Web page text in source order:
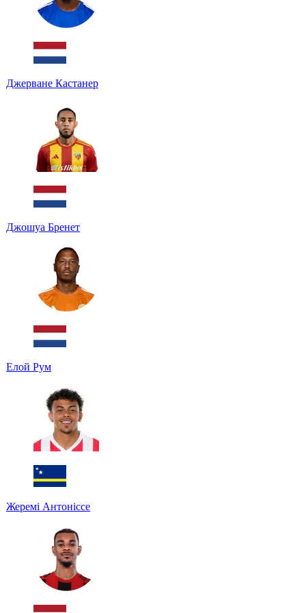
Джерване Кастанер
Джошуа Бренет
Елой Рум
Жеремі Антоніссе